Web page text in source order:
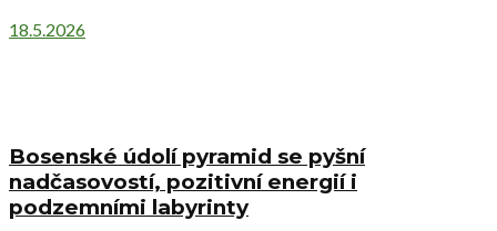
18.5.2026
Bosenské údolí pyramid se pyšní
nadčasovostí, pozitivní energií i
podzemními labyrinty